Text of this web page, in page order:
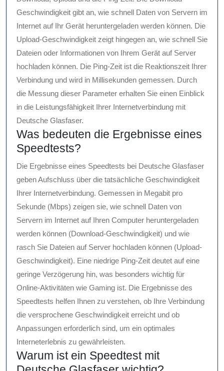
Geschwindigkeit gibt an, wie schnell Daten von Servern im
Internet auf Ihr Gerät heruntergeladen werden können. Die
Upload-Geschwindigkeit zeigt hingegen an, wie schnell Sie
Dateien oder Informationen von Ihrem Gerät auf Server
hochladen können. Die Ping-Zeit ist die Reaktionszeit Ihrer
Verbindung und wird in Millisekunden gemessen. Durch
die Messung dieser Parameter erhalten Sie einen Einblick
in die Leistungsfähigkeit Ihrer Internetverbindung mit
Deutsche Glasfaser.
Was bedeuten die Ergebnisse eines
Speedtests?
Die Ergebnisse eines Speedtests bei Deutsche Glasfaser
geben Aufschluss über die tatsächliche Geschwindigkeit
Ihrer Internetverbindung. Gemessen in Megabit pro
Sekunde (Mbps) zeigen sie, wie schnell Daten von
Servern im Internet auf Ihren Computer heruntergeladen
werden können (Download-Geschwindigkeit) und wie
rasch Sie Dateien auf Server hochladen können (Upload-
Geschwindigkeit). Eine niedrige Ping-Zeit deutet auf eine
geringe Verzögerung hin, was besonders wichtig für
Online-Aktivitäten wie Gaming ist. Die Ergebnisse des
Speedtests helfen Ihnen zu verstehen, ob Ihre Verbindung
die versprochene Geschwindigkeit erreicht und ob
Anpassungen erforderlich sind, um ein optimales
Interneterlebnis zu gewährleisten.
Warum ist ein Speedtest mit